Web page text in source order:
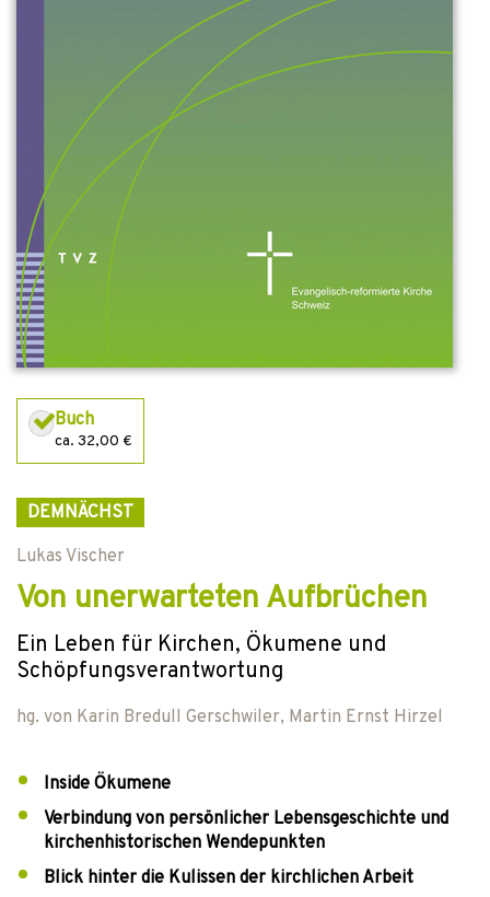
Buch
ca. 32,00 €
DEMNÄCHST
Lukas Vischer
Von unerwarteten Aufbrüchen
Ein Leben für Kirchen, Ökumene und
Schöpfungsverantwortung
hg. von Karin Bredull Gerschwiler, Martin Ernst Hirzel
Inside Ökumene
Verbindung von persönlicher Lebensgeschichte und
kirchenhistorischen Wendepunkten
Blick hinter die Kulissen der kirchlichen Arbeit